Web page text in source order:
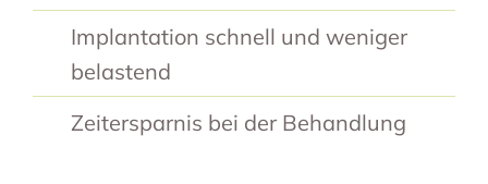
Implantation schnell und weniger
belastend
Zeitersparnis bei der Behandlung